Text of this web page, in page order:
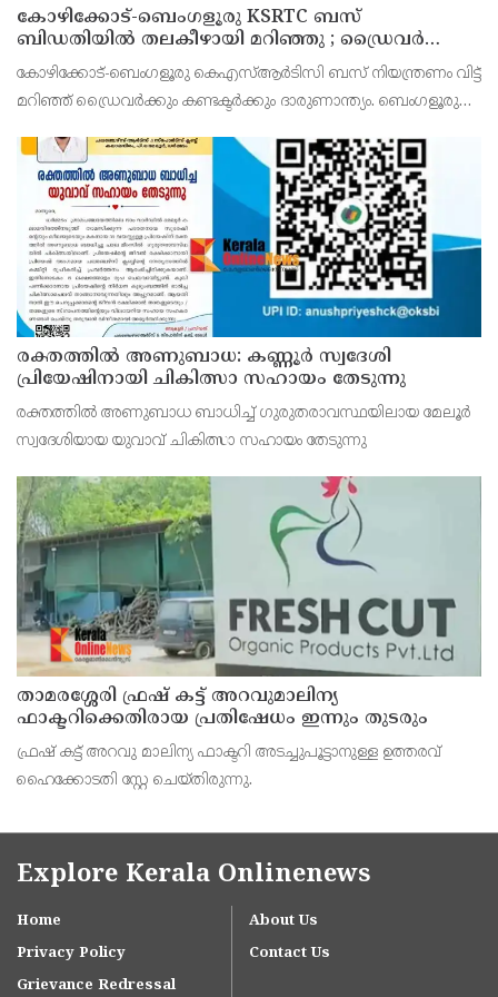
കോഴിക്കോട്-ബെംഗളൂരു KSRTC ബസ്
ബിഡതിയിൽ തലകീഴായി മറിഞ്ഞു ; ഡ്രെെവർക്കും
കണ്ടക്ടർക്കും ദാരുണാന്ത്യം, നിരവധി യാത്രക്കാർക്ക്
പരിക്ക്
കോഴിക്കോട്-ബെംഗളൂരു കെഎസ്ആര്‍ടിസി ബസ് നിയന്ത്രണം വിട്ട്
മറിഞ്ഞ് ഡ്രൈവര്‍ക്കും കണ്ടക്ടര്‍ക്കും ദാരുണാന്ത്യം. ബെംഗളൂരു
നിയന്ത്രണം വിട്ട ബസ് സൂചനാ ബോര്‍ഡില
രക്തത്തിൽ അണുബാധ: കണ്ണൂർ സ്വദേശി
പ്രിയേഷിനായി ചികിത്സാ സഹായം തേടുന്നു
രക്തത്തിൽ അണുബാധ ബാധിച്ച് ഗുരുതരാവസ്ഥയിലായ മേലൂർ
സ്വദേശിയായ യുവാവ് ചികിത്സാ സഹായം തേടുന്നു
താമരശ്ശേരി ഫ്രഷ് കട്ട് അറവുമാലിന്യ
ഫാക്ടറിക്കെതിരായ പ്രതിഷേധം ഇന്നും തുടരും
ഫ്രഷ് കട്ട് അറവു മാലിന്യ ഫാക്ടറി അടച്ചുപൂട്ടാനുള്ള ഉത്തരവ്
ഹൈക്കോടതി സ്റ്റേ ചെയ്തിരുന്നു.
Explore Kerala Onlinenews
Home
About Us
Privacy Policy
Contact Us
Grievance Redressal